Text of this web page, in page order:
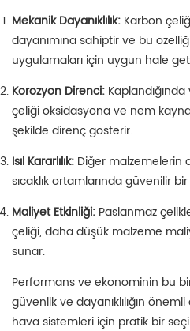
Mekanik Dayanıklılık: Karbon
dayanımına sahiptir ve bu
uygulamaları için uygun hale
Korozyon Direnci:
çeliği oksidasyona ve nem
şekilde direnç gösterir.
Isıl Kararlılık: Diğer malzemelerin
sıcaklık ortamlarında güvenilir
Maliyet Etkinliği: Paslanmaz
çeliği, daha düşük malzeme
sunar.
Performans ve ekonominin bu
güvenlik ve dayanıklılığın
hava sistemleri için pratik bir